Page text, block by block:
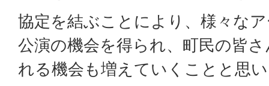
協定を結ぶことにより、様々な
公演の機会を得られ、町民の皆
れる機会も増えていくことと思